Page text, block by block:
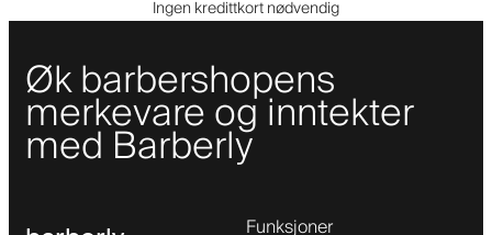
Ingen kredittkort nødvendig
Øk barbershopens
merkevare og inntekter
med Barberly
Funksjoner